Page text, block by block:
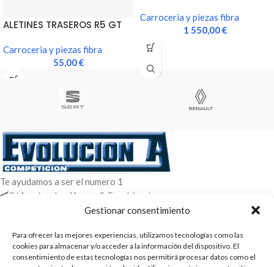
Gestionar consentimiento
Para ofrecer las mejores experiencias, utilizamos tecnologías como las
cookies para almacenar y/o acceder a la información del dispositivo. El
consentimiento de estas tecnologías nos permitirá procesar datos como el
ALETINES TRASEROS R5 GT
Carroceria y piezas fibra
55,00€
Carroceria y piezas fibra
1 550,00€
Te ayudamos a ser el numero 1
C/ Arquimedes 61 nave 2. Fuenlabrada
WhatsApp +34 670604426
ENTRADAS RECIENTES